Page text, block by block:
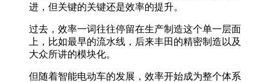
进，但关键的关键还是效率的提升。
过去，效率一词往往停留在生产制造这个单一层面
上，比如最早的流水线，后来丰田的精密制造以及
大众所讲的模块化。
但随着智能电动车的发展，效率开始成为整个体系